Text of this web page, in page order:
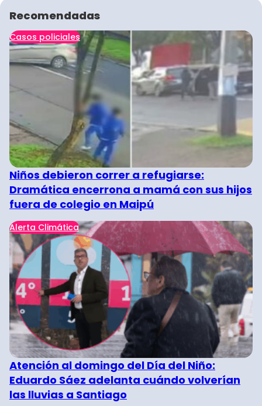
Recomendadas
Casos policiales
Niños debieron correr a refugiarse:
Dramática encerrona a mamá con sus hijos
fuera de colegio en Maipú
Alerta Climática
Atención al domingo del Día del Niño:
Eduardo Sáez adelanta cuándo volverían
las lluvias a Santiago